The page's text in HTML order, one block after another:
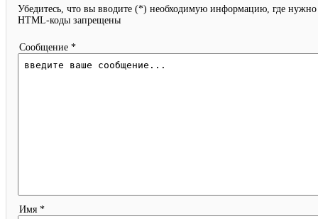
Убедитесь, что вы вводите (*) необходимую информацию, где нужно
HTML-коды запрещены
Сообщение *
Имя *